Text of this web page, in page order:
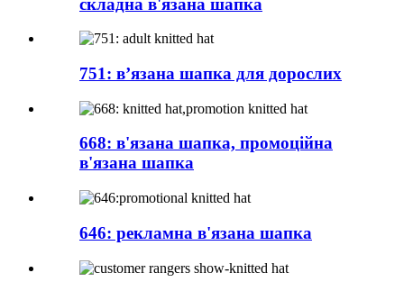
751: в’язана шапка для дорослих
668: в'язана шапка, промоційна
в'язана шапка
646: рекламна в'язана шапка